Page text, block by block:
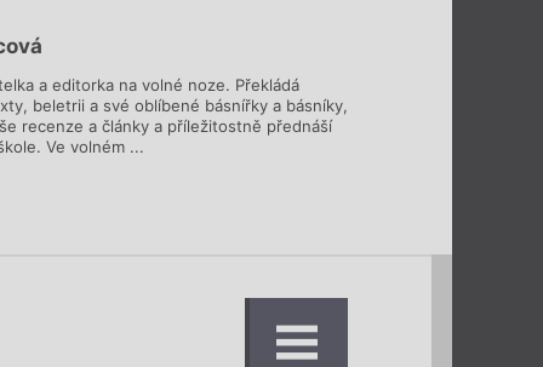
a editorka na volné noze. Překládá
beletrii a své oblíbené básnířky a básníky,
recenze a články a příležitostně přednáší
Ve volném ...